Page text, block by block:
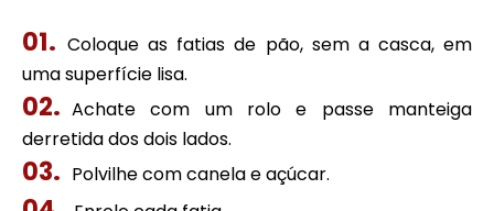
Coloque as fatias de pão, sem a casca, em
uma superfície lisa.
Achate com um rolo e passe manteiga
derretida dos dois lados.
Polvilhe com canela e açúcar.